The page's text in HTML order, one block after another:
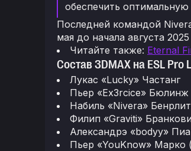
обеспечить оптимальную
Последней командой
мая до начала августа 2025
Читайте также: Eternal
Состав 3DMAX на ESL Pro
Лукас «Lucky» Частанг
Пьер «Ex3rcice» Бюлинж
Набиль «Nivera»
Филип «Graviti»
Александрэ «bodyy»
Пьер «YouKnow» Марко